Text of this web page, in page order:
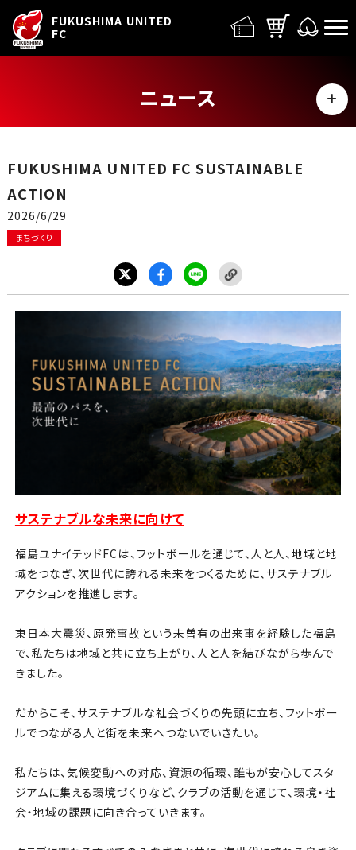
FUKUSHIMA UNITED
FC
ニュース
MENU
イベント
グッズ
チケット
アカデミー・スクール
農業部
まちづくり
NPO
FUKUSHIMA UNITED FC SUSTAINABLE
ACTION
2026/6/29
まちづくり
サステナブルな未来に向けて
福島ユナイテッドFCは、フットボールを通じて、人と人、地域と地
域をつなぎ、次世代に誇れる未来をつくるために、サステナブル
アクションを推進します。
東日本大震災、原発事故という未曽有の出来事を経験した福島
で、私たちは地域と共に立ち上がり、人と人を結びながら歩んで
きました。
だからこそ、サステナブルな社会づくりの先頭に立ち、フットボー
ルでつながる人と街を未来へつないでいきたい。
私たちは、気候変動への対応、資源の循環、誰もが安心してスタ
ジアムに集える環境づくりなど、クラブの活動を通じて、環境・社
会・地域の課題に向き合っていきます。